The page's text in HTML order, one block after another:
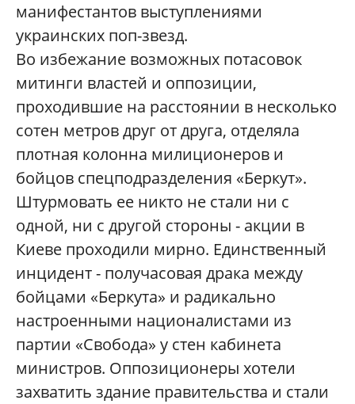
манифестантов выступлениями
украинских поп-звезд.
Во избежание возможных потасовок
митинги властей и оппозиции,
проходившие на расстоянии в несколько
сотен метров друг от друга, отделяла
плотная колонна милиционеров и
бойцов спецподразделения «Беркут».
Штурмовать ее никто не стали ни с
одной, ни с другой стороны - акции в
Киеве проходили мирно. Единственный
инцидент - получасовая драка между
бойцами «Беркута» и радикально
настроенными националистами из
партии «Свобода» у стен кабинета
министров. Оппозиционеры хотели
захватить здание правительства и стали